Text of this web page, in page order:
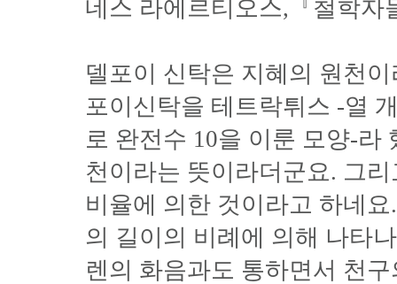
네스 라에르티오스,『철학자
델포이 신탁은 지혜의 원천
포이신탁을 테트락튀스 -열
로 완전수 10을 이룬 모양-라
천이라는 뜻이라더군요. 그
비율에 의한 것이라고 하네
의 길이의 비례에 의해 나타
렌의 화음과도 통하면서 천